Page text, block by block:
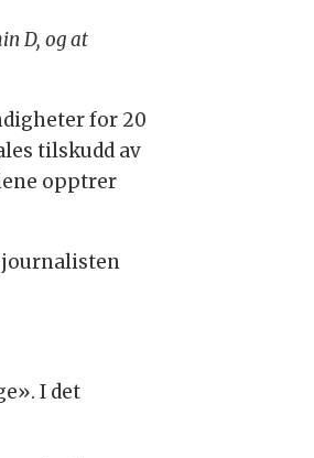
D, og at
for 20
tilskudd av
opptrer
journalisten
I det